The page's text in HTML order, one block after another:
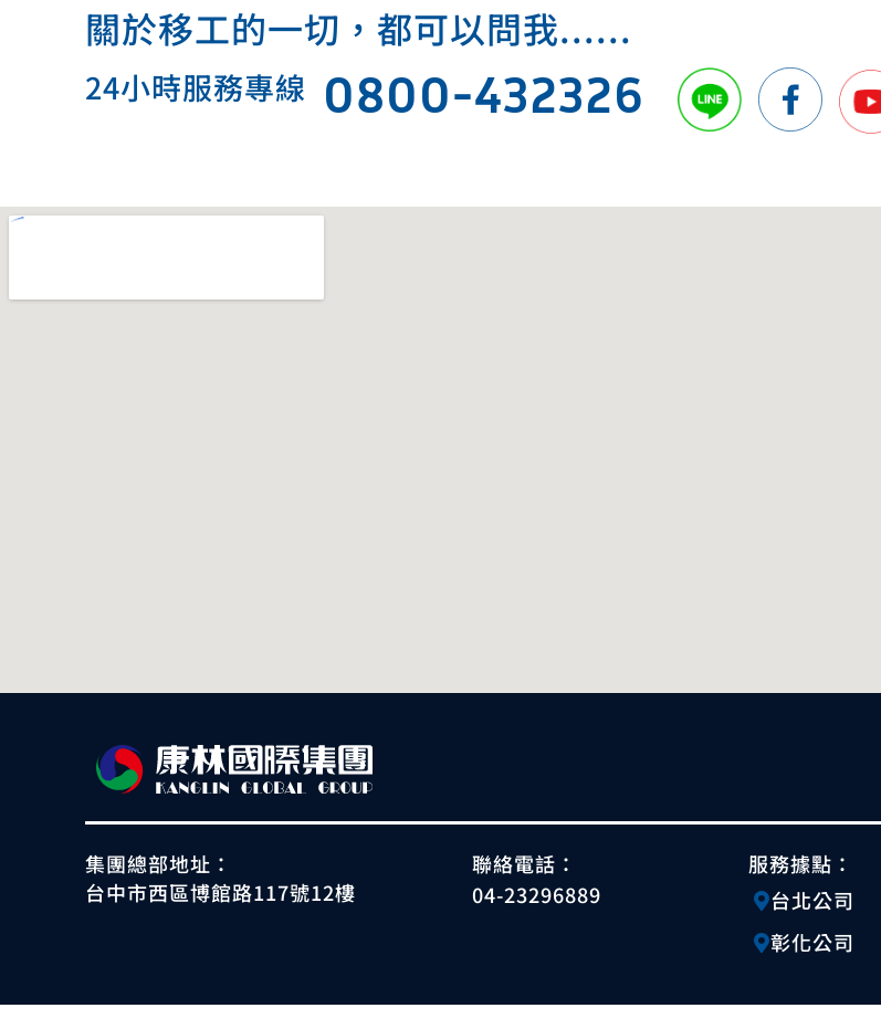
關於移工的一切，都可以問我......
24小時服務專線 0800-432326
集團總部地址：
台中市西區博館路117號12樓
聯絡電話：
04-23296889
服務據點：
台北公司
彰化公司